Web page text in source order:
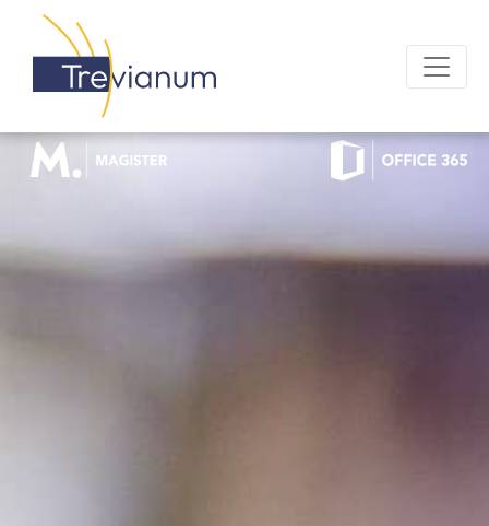
MAGISTER LOGIN OFFICE 365 LOGIN